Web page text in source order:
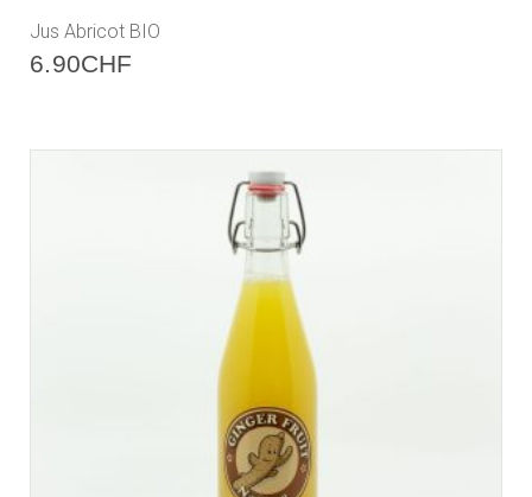
Jus Abricot BIO
6.90CHF